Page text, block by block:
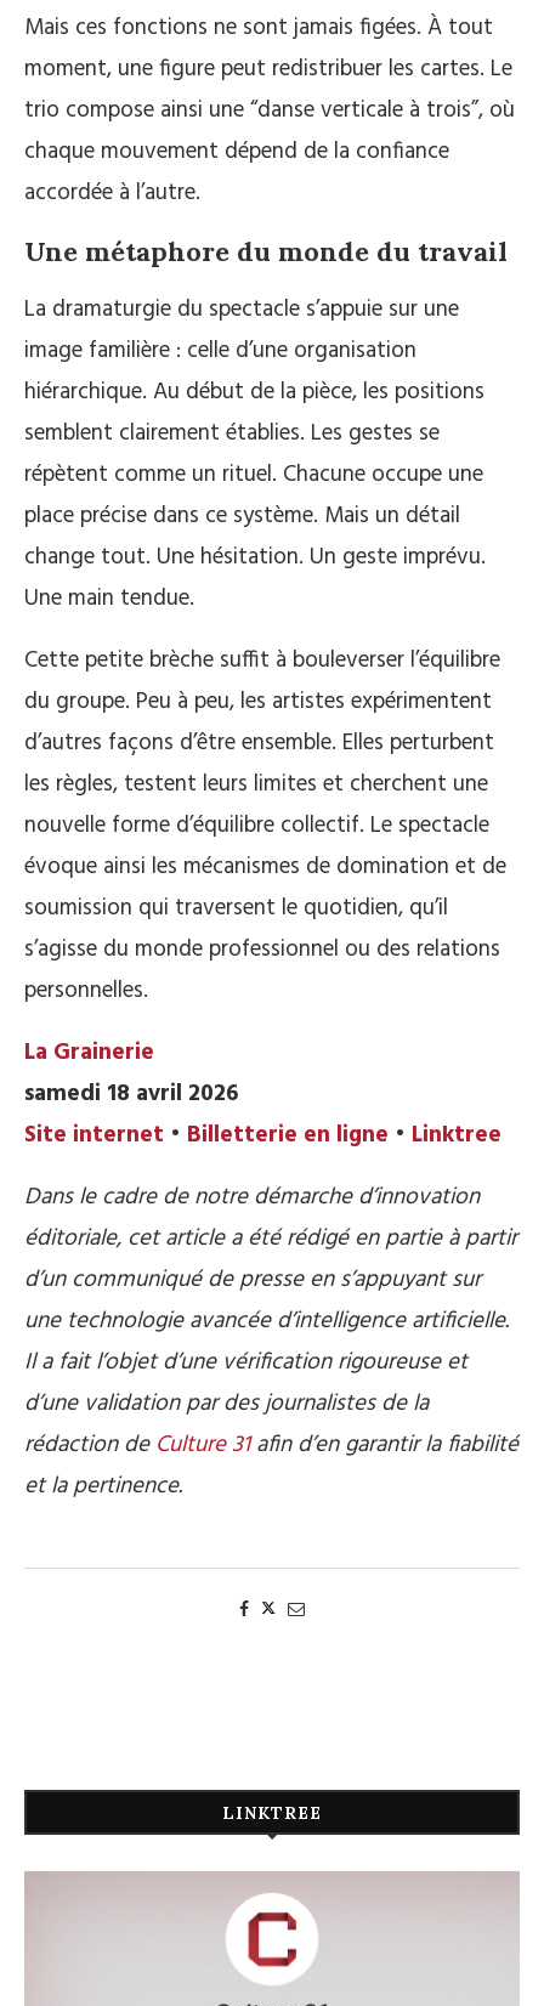
Mais ces fonctions ne sont jamais figées. À tout
moment, une figure peut redistribuer les cartes. Le
trio compose ainsi une “danse verticale à trois”, où
chaque mouvement dépend de la confiance
accordée à l’autre.
Une métaphore du monde du travail
La dramaturgie du spectacle s’appuie sur une
image familière : celle d’une organisation
hiérarchique. Au début de la pièce, les positions
semblent clairement établies. Les gestes se
répètent comme un rituel. Chacune occupe une
place précise dans ce système. Mais un détail
change tout. Une hésitation. Un geste imprévu.
Une main tendue.
Cette petite brèche suffit à bouleverser l’équilibre
du groupe. Peu à peu, les artistes expérimentent
d’autres façons d’être ensemble. Elles perturbent
les règles, testent leurs limites et cherchent une
nouvelle forme d’équilibre collectif. Le spectacle
évoque ainsi les mécanismes de domination et de
soumission qui traversent le quotidien, qu’il
s’agisse du monde professionnel ou des relations
personnelles.
La Grainerie
samedi 18 avril 2026
Site internet • Billetterie en ligne • Linktree
Dans le cadre de notre démarche d’innovation
éditoriale, cet article a été rédigé en partie à partir
d’un communiqué de presse en s’appuyant sur
une technologie avancée d’intelligence artificielle.
Il a fait l’objet d’une vérification rigoureuse et
d’une validation par des journalistes de la
rédaction de Culture 31afin d’en garantir la fiabilité
et la pertinence.
LINKTREE